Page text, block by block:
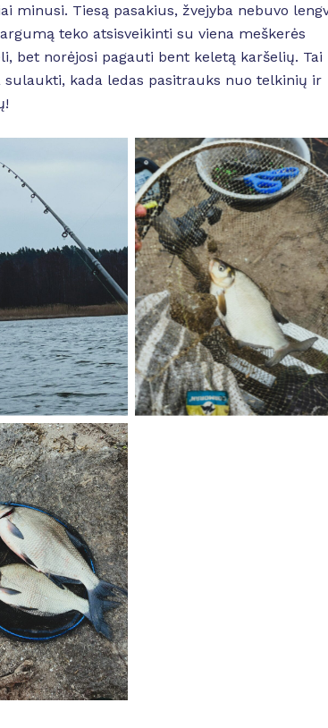
minusi. Tiesą pasakius, žvejyba nebuvo
teko atsisveikinti su viena meškerės
bet norėjosi pagauti bent keletą karšelių. Tai
kada ledas pasitrauks nuo telkinių ir
No Caption
Caption